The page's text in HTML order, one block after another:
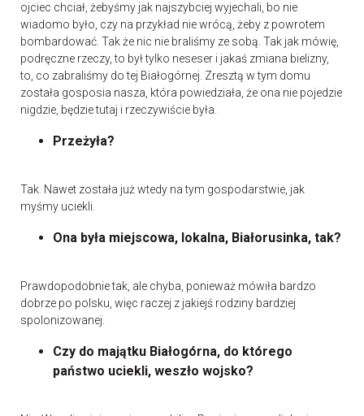
ojciec chciał, żebyśmy jak najszybciej wyjechali, bo nie
wiadomo było, czy na przykład nie wrócą, żeby z powrotem
bombardować. Tak że nic nie braliśmy ze sobą. Tak jak mówię,
podręczne rzeczy, to był tylko neseser i jakaś zmiana bielizny,
to, co zabraliśmy do tej Białogórnej. Zresztą w tym domu
została gosposia nasza, która powiedziała, że ona nie pojedzie
nigdzie, będzie tutaj i rzeczywiście była.
Przeżyła?
Tak. Nawet została już wtedy na tym gospodarstwie, jak
myśmy uciekli.
Ona była miejscowa, lokalna, Białorusinka, tak?
Prawdopodobnie tak, ale chyba, ponieważ mówiła bardzo
dobrze po polsku, więc raczej z jakiejś rodziny bardziej
spolonizowanej.
Czy do majątku Białogórna, do którego
państwo uciekli, weszło wojsko?